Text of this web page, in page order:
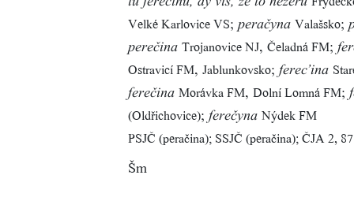
tu ferečinu, dy viš, že to ňežeru
Velké Karlovice VS; peračyna Valašsko;
perečina Trojanovice NJ, Čeladná FM;
Ostravicí FM, Jablunkovsko; ferec’ina
ferečina Morávka FM, Dolní Lomná FM;
(Oldřichovice); ferečyna Nýdek FM
PSJČ (peračina); SSJČ (peračina); ČJA 2,
Šm